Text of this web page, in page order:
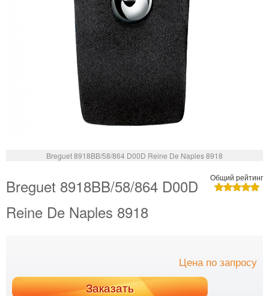
Breguet 8918BB/58/864 D00D Reine De Naples 8918
Общий рейтинг
Breguet 8918BB/58/864 D00D
Reine De Naples 8918
Цена по запросу
Заказать